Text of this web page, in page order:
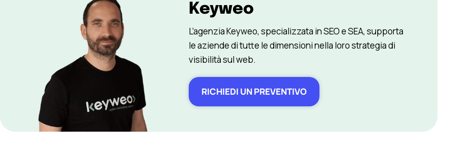
Keyweo
L’agenzia Keyweo, specializzata in SEO e SEA, supporta
le aziende di tutte le dimensioni nella loro strategia di
visibilità sul web.
RICHIEDI UN PREVENTIVO